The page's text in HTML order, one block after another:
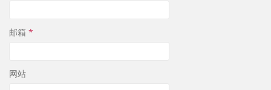
邮箱 *
网站